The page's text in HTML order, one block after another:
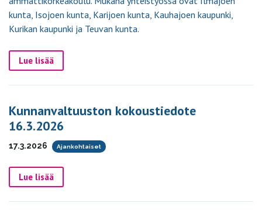
kunta, Isojoen kunta, Karijoen kunta, Kauhajoen kaupunki,
Kurikan kaupunki ja Teuvan kunta.
Lue lisää
Kunnanvaltuuston kokoustiedote
16.3.2026
17.3.2026 Ajankohtaiset
Lue lisää